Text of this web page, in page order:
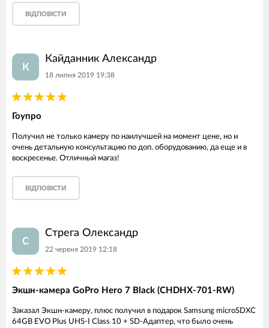
ВІДПОВІСТИ
К
Кайданник Александр
18 липня 2019 19:38
Гоупро
Получил не только камеру по наилучшей на момент цене, но и
очень детальную консультацию по доп. оборудованию, да еще и в
воскресенье. Отличный магаз!
ВІДПОВІСТИ
С
Стрега Олександр
22 червня 2019 12:18
Экшн-камера GoPro Hero 7 Black (CHDHX-701-RW)
Заказал Экшн-камеру, плюс получил в подарок Samsung microSDXC
64GB EVO Plus UHS-I Class 10 + SD-Адаптер, что было очень